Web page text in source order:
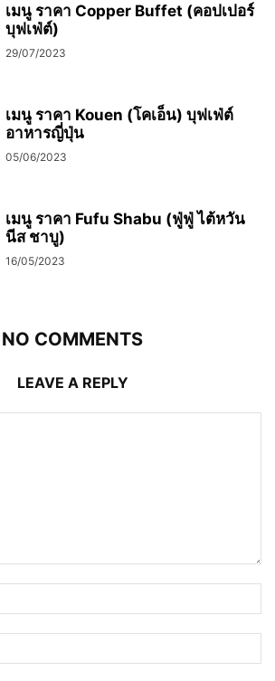
เมนู ราคา Copper Buffet (คอปเปอร์
บุฟเฟ่ต์)
29/07/2023
เมนู ราคา Kouen (โคเอ็น) บุฟเฟ่ต์
อาหารญี่ปุ่น
05/06/2023
เมนู ราคา Fufu Shabu (ฟู่ฟู่ ไต้หวัน
นีส ชาบู)
16/05/2023
NO COMMENTS
LEAVE A REPLY